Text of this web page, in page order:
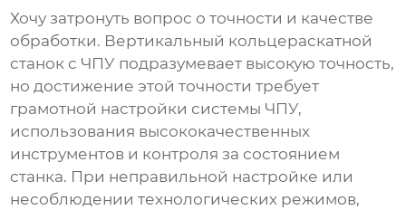
Хочу затронуть вопрос о точности и качестве
обработки. Вертикальный кольцераскатной
станок с ЧПУ подразумевает высокую точность,
но достижение этой точности требует
грамотной настройки системы ЧПУ,
использования высококачественных
инструментов и контроля за состоянием
станка. При неправильной настройке или
несоблюдении технологических режимов,